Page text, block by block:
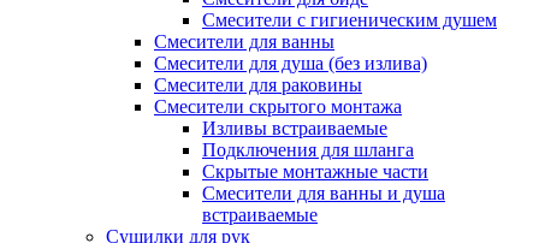
Смесители с гигиеническим душем
Смесители для ванны
Смесители для душа (без излива)
Смесители для раковины
Смесители скрытого монтажа
Изливы встраиваемые
Подключения для шланга
Скрытые монтажные части
Смесители для ванны и душа
встраиваемые
Сушилки для рук